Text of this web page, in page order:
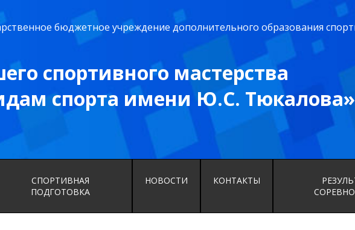
бюджетное учреждение дополнительного образования
спортивного мастерства
спорта имени Ю.С. Тюкалова»
СПОРТИВНАЯ
ПОДГОТОВКА
НОВОСТИ КОНТАКТЫ